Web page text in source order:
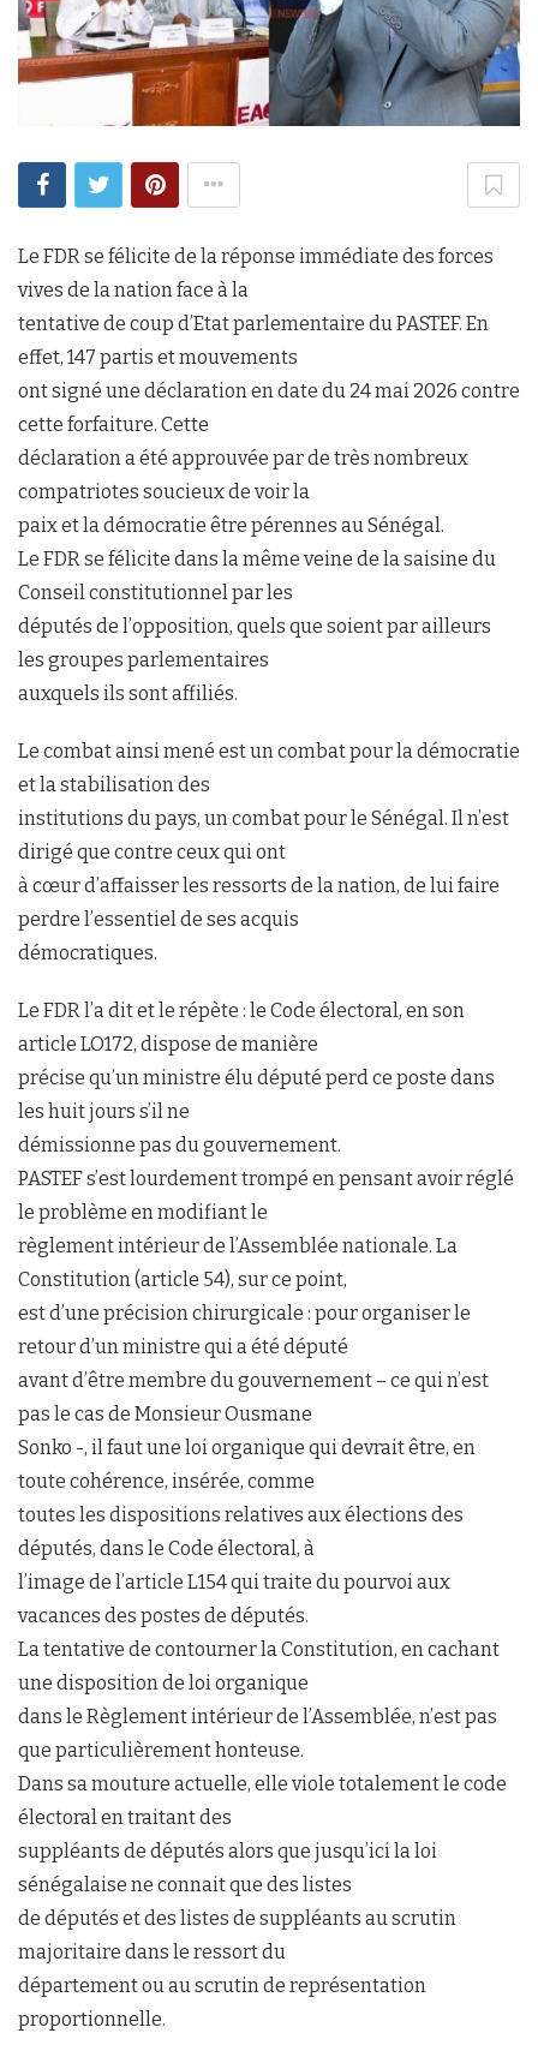
Le FDR se félicite de la réponse immédiate des forces
vives de la nation face à la
tentative de coup d’Etat parlementaire du PASTEF. En
effet, 147 partis et mouvements
ont signé une déclaration en date du 24 mai 2026 contre
cette forfaiture. Cette
déclaration a été approuvée par de très nombreux
compatriotes soucieux de voir la
paix et la démocratie être pérennes au Sénégal.
Le FDR se félicite dans la même veine de la saisine du
Conseil constitutionnel par les
députés de l’opposition, quels que soient par ailleurs
les groupes parlementaires
auxquels ils sont affiliés.
Le combat ainsi mené est un combat pour la démocratie
et la stabilisation des
institutions du pays, un combat pour le Sénégal. Il n’est
dirigé que contre ceux qui ont
à cœur d’affaisser les ressorts de la nation, de lui faire
perdre l’essentiel de ses acquis
démocratiques.
Le FDR l’a dit et le répète : le Code électoral, en son
article LO172, dispose de manière
précise qu’un ministre élu député perd ce poste dans
les huit jours s’il ne
démissionne pas du gouvernement.
PASTEF s’est lourdement trompé en pensant avoir réglé
le problème en modifiant le
règlement intérieur de l’Assemblée nationale. La
Constitution (article 54), sur ce point,
est d’une précision chirurgicale : pour organiser le
retour d’un ministre qui a été député
avant d’être membre du gouvernement – ce qui n’est
pas le cas de Monsieur Ousmane
Sonko -, il faut une loi organique qui devrait être, en
toute cohérence, insérée, comme
toutes les dispositions relatives aux élections des
députés, dans le Code électoral, à
l’image de l’article L154 qui traite du pourvoi aux
vacances des postes de députés.
La tentative de contourner la Constitution, en cachant
une disposition de loi organique
dans le Règlement intérieur de l’Assemblée, n’est pas
que particulièrement honteuse.
Dans sa mouture actuelle, elle viole totalement le code
électoral en traitant des
suppléants de députés alors que jusqu’ici la loi
sénégalaise ne connait que des listes
de députés et des listes de suppléants au scrutin
majoritaire dans le ressort du
département ou au scrutin de représentation
proportionnelle.